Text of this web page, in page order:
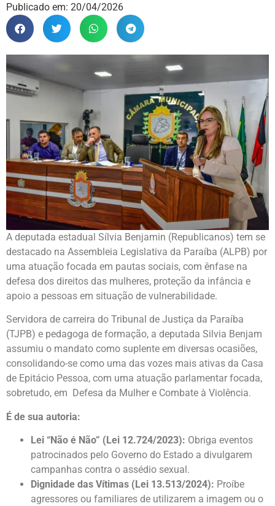
Publicado em: 20/04/2026
A deputada estadual Sílvia Benjamin (Republicanos) tem se
destacado na Assembleia Legislativa da Paraíba (ALPB) por
uma atuação focada em pautas sociais, com ênfase na
defesa dos direitos das mulheres, proteção da infância e
apoio a pessoas em situação de vulnerabilidade.
Servidora de carreira do Tribunal de Justiça da Paraíba
(TJPB) e pedagoga de formação, a deputada Silvia Benjam
assumiu o mandato como suplente em diversas ocasiões,
consolidando-se como uma das vozes mais ativas da Casa
de Epitácio Pessoa, com uma atuação parlamentar focada,
sobretudo, em Defesa da Mulher e Combate à Violência.
É de sua autoria:
Lei “Não é Não” (Lei 12.724/2023): Obriga eventos
patrocinados pelo Governo do Estado a divulgarem
campanhas contra o assédio sexual.
Dignidade das Vítimas (Lei 13.513/2024): Proíbe
agressores ou familiares de utilizarem a imagem ou o